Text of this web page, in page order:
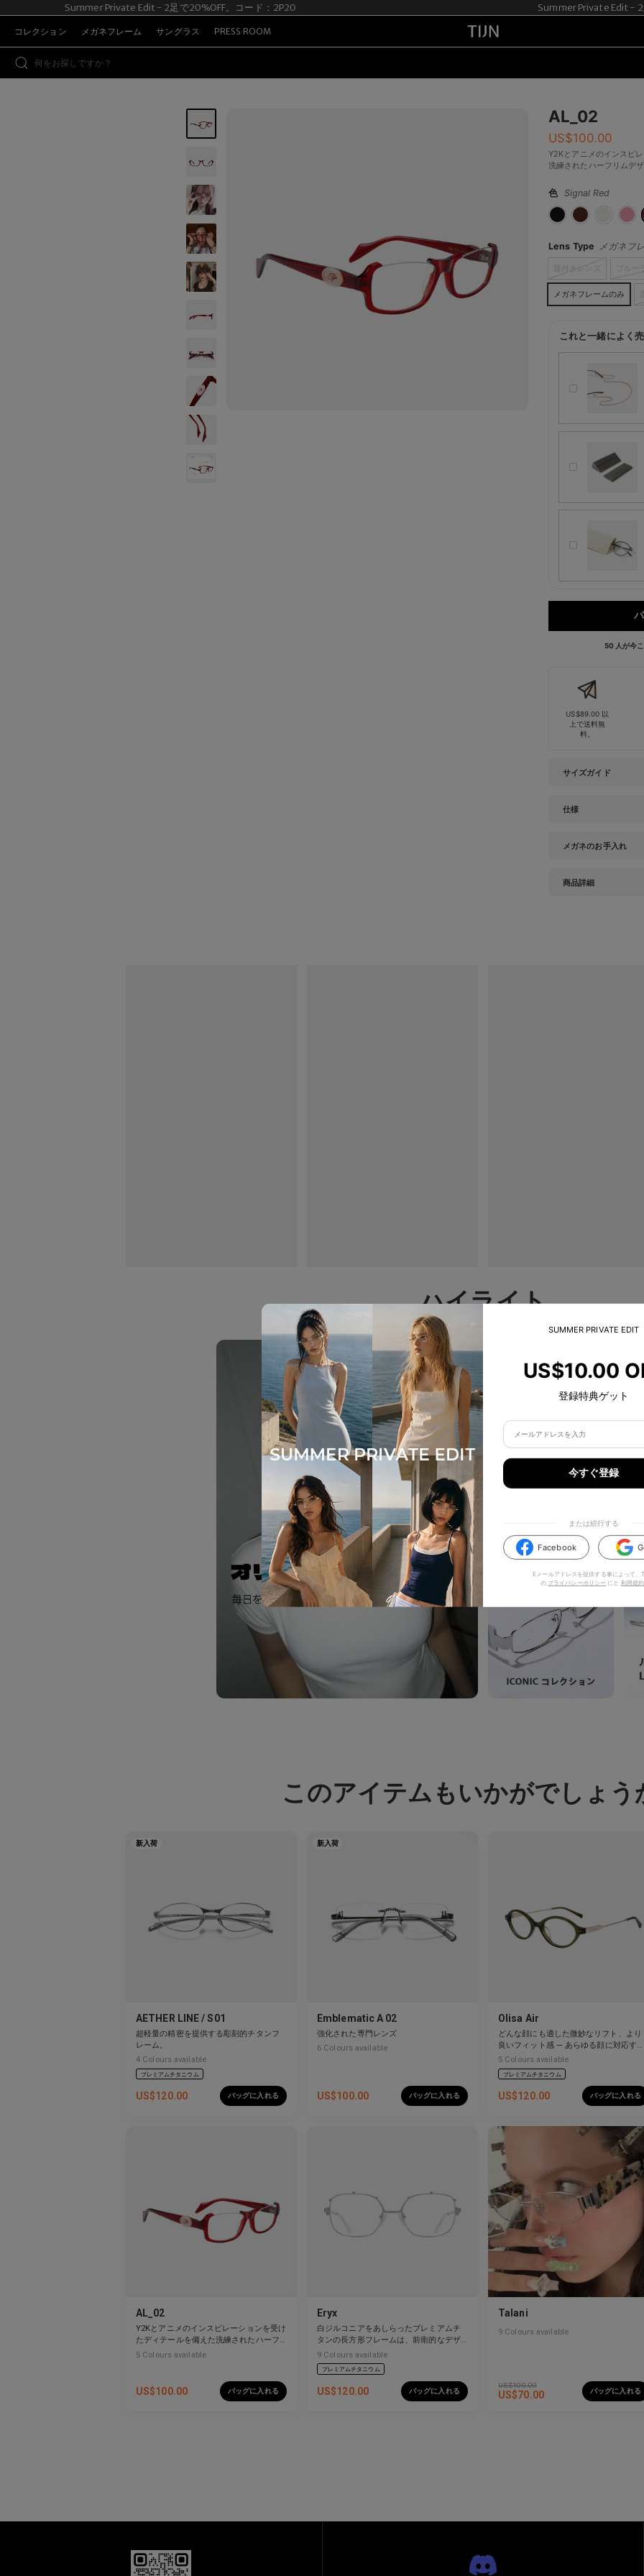
Summer Private Edit - 2足で20%OFF。コード：2P20 Summer Private Edit - 2足
コレクション メガネフレーム サングラス PRESS ROOM
AL_02
US$100.00
Y2Kとアニメのインスピ
洗練されたハーフリムデ
色 Signal Red
Lens Type メガネフ
メガネフレームのみ
これと一緒によく
50 人が今
US$89.00 以
上で送料無
料。
サイズガイド
仕様
メガネのお手入れ
商品詳細
ハイライト
このアイテムもいかがでしょう
新入荷
AETHER LINE / S01
超軽量の精密を提供する彫刻的チタンフ
レーム。
4 Colours available
プレミアムチタニウム
US$120.00 バッグに入れる
新入荷
Emblematic A 02
強化された専門レンズ
6 Colours available
US$100.00 バッグに入れる
Olisa Air
どんな顔にも適した微妙なリフト、より
良いフィット感 — あらゆる顔に対応す
柔軟性。
5 Colours available
プレミアムチタニウム
US$120.00 バッグに入れる
AL_02
Y2Kとアニメのインスピレーションを受け
たディテールを備えた洗練されたハーフ
リムデザイン。
5 Colours available
US$100.00 バッグに入れる
Eryx
白ジルコニアをあしらったプレミアムチ
タンの長方形フレームは、前衛的なデザ
インと強烈な輝きを見せています。
9 Colours available
プレミアムチタニウム
US$120.00 バッグに入れる
Talani
9 Colours available
US$100.00
US$70.00 バッグに入れる
SUMMER PRIVATE EDIT
US$10.00
登録特典ゲット
今すぐ登録
または続行する
Facebook
Eメールアドレスを提供する事によって、
の プライバシーポリシー にと 利用規約